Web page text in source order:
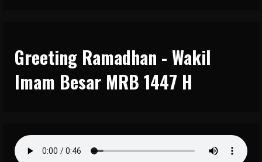
Greeting Ramadhan - Wakil
Imam Besar MRB 1447 H